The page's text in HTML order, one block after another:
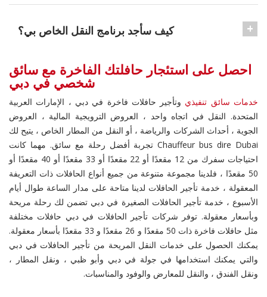
كيف سأجد برنامج النقل الخاص بي؟
احصل على استئجار حافلتك الفاخرة مع سائق
شخصي في دبي
خدمات سائق تنفيذي وتأجير حافلات فاخرة في دبي ، الإمارات العربية
المتحدة. النقل في اتجاه واحد ، العروض الترويجية المالية ، العروض
الجوية ، أحداث الشركات والرياضة ، أو النقل من المطار الخاص ، يتيح لك
Chauffeur bus dire Dubai تجربة أفضل رحلة مع سائق. مهما كانت
احتياجات سفرك من 12 مقعدًا أو 22 مقعدًا أو 33 مقعدًا أو 40 مقعدًا أو
50 مقعدًا ، فلدينا مجموعة متنوعة من جميع أنواع الحافلات ذات التعريفة
المعقولة ، خدمة تأجير الحافلات لدينا متاحة على مدار الساعة طوال أيام
الأسبوع ، خدمة تأجير الحافلات الصغيرة في دبي تضمن لك رحلة مريحة
وبأسعار معقولة. توفر شركات تأجير الحافلات في دبي حافلات مختلفة
مثل حافلات فاخرة ذات 50 مقعدًا و 26 مقعدًا و 33 مقعدًا بأسعار معقولة.
يمكنك الحصول على خدمات النقل المريحة من تأجير الحافلات في دبي
والتي يمكنك استخدامها في جولة في دبي وأبو ظبي ، ونقل المطار ،
ونقل الفندق ، والنقل للمعارض والوفود والمناسبات.